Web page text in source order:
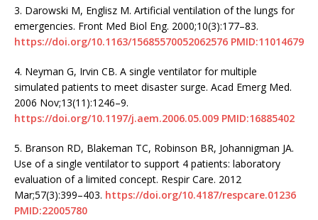
3. Darowski M, Englisz M. Artificial ventilation of the lungs for
emergencies. Front Med Biol Eng. 2000;10(3):177–83.
https://doi.org/10.1163/15685570052062576 PMID:11014679
4. Neyman G, Irvin CB. A single ventilator for multiple
simulated patients to meet disaster surge. Acad Emerg Med.
2006 Nov;13(11):1246–9.
https://doi.org/10.1197/j.aem.2006.05.009 PMID:16885402
5. Branson RD, Blakeman TC, Robinson BR, Johannigman JA.
Use of a single ventilator to support 4 patients: laboratory
evaluation of a limited concept. Respir Care. 2012
Mar;57(3):399–403. https://doi.org/10.4187/respcare.01236
PMID:22005780